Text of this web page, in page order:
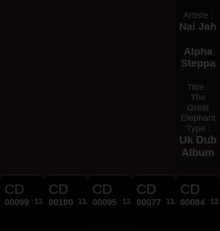
Artiste :
Nai Jah
Alpha
Steppa
Titre :
The
Great
Elephant
Type :
Uk Dub
Album
CD
00099 13.00€
CD
00100 13.00€
CD
00095 13.00€
CD
00077 13.00€
CD
00084